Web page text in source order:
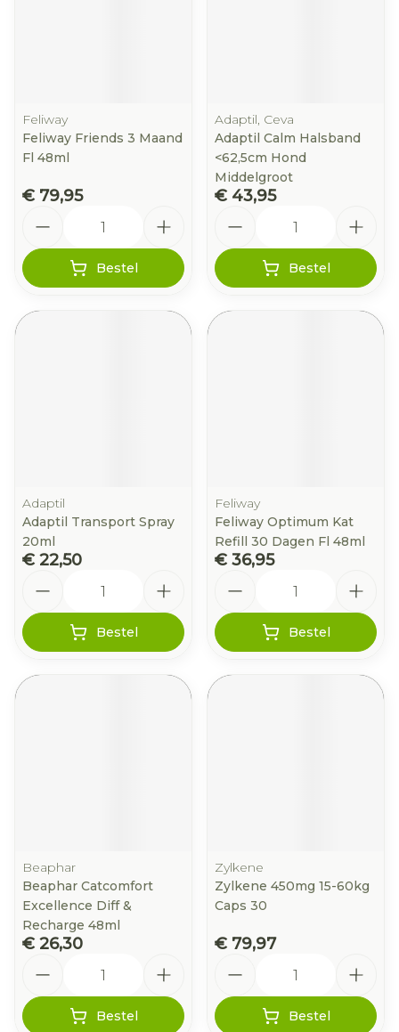
Feliway
Feliway Friends 3 Maand
Fl 48ml
€ 79,95
Bestel
Adaptil, Ceva
Adaptil Calm Halsband
<62,5cm Hond
Middelgroot
€ 43,95
Bestel
Adaptil
Adaptil Transport Spray
20ml
€ 22,50
Bestel
Feliway
Feliway Optimum Kat
Refill 30 Dagen Fl 48ml
€ 36,95
Bestel
Beaphar
Beaphar Catcomfort
Excellence Diff &
Recharge 48ml
€ 26,30
Bestel
Zylkene
Zylkene 450mg 15-60kg
Caps 30
€ 79,97
Bestel